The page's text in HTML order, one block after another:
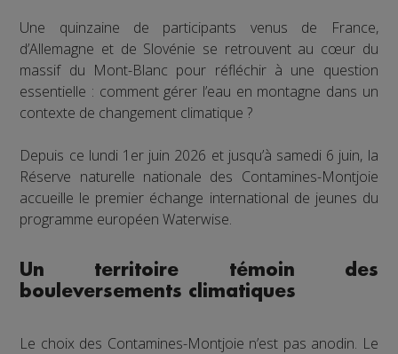
Une quinzaine de participants venus de France,
d’Allemagne et de Slovénie se retrouvent au cœur du
massif du Mont-Blanc pour réfléchir à une question
essentielle : comment gérer l’eau en montagne dans un
contexte de changement climatique ?
Depuis ce lundi 1er juin 2026 et jusqu’à samedi 6 juin, la
Réserve naturelle nationale des Contamines-Montjoie
accueille le premier échange international de jeunes du
programme européen Waterwise.
Un territoire témoin des
bouleversements climatiques
Le choix des Contamines-Montjoie n’est pas anodin. Le